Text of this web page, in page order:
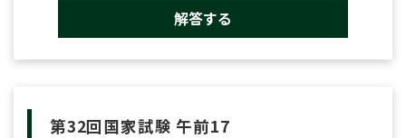
解答する
第32回国家試験 午前17